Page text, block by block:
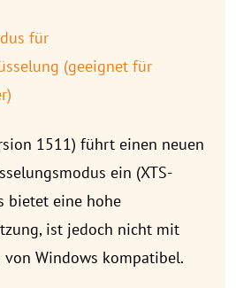
für
(geeignet für
1511) führt einen neuen
ein (XTS-
bietet eine hohe
ist jedoch nicht mit
von Windows kompatibel.